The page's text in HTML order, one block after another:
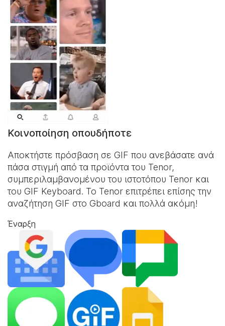
Κοινοποίηση οπουδήποτε
Αποκτήστε πρόσβαση σε GIF που ανεβάσατε ανά
πάσα στιγμή από τα προϊόντα του Tenor,
συμπεριλαμβανομένου του ιστοτόπου Tenor και
του GIF Keyboard. Το Tenor επιτρέπει επίσης την
αναζήτηση GIF στο Gboard και πολλά ακόμη!
Έναρξη